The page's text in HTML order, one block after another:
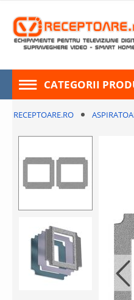
CATEGORII
RECEPTOARE.RO